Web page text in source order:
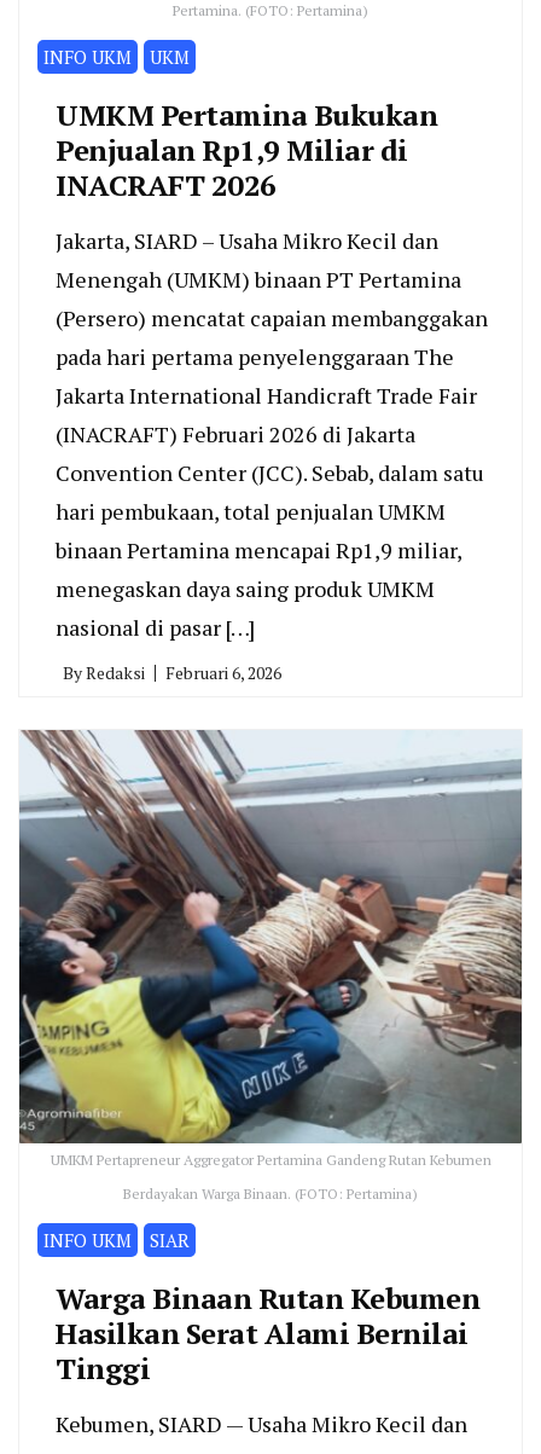
Pertamina. (FOTO: Pertamina)
INFO UKM UKM
UMKM Pertamina Bukukan
Penjualan Rp1,9 Miliar di
INACRAFT 2026
Jakarta, SIARD – Usaha Mikro Kecil dan
Menengah (UMKM) binaan PT Pertamina
(Persero) mencatat capaian membanggakan
pada hari pertama penyelenggaraan The
Jakarta International Handicraft Trade Fair
(INACRAFT) Februari 2026 di Jakarta
Convention Center (JCC). Sebab, dalam satu
hari pembukaan, total penjualan UMKM
binaan Pertamina mencapai Rp1,9 miliar,
menegaskan daya saing produk UMKM
nasional di pasar […]
ByRedaksi Februari 6, 2026
UMKM Pertapreneur Aggregator Pertamina Gandeng Rutan Kebumen
Berdayakan Warga Binaan. (FOTO: Pertamina)
INFO UKM SIAR
Warga Binaan Rutan Kebumen
Hasilkan Serat Alami Bernilai
Tinggi
Kebumen, SIARD — Usaha Mikro Kecil dan